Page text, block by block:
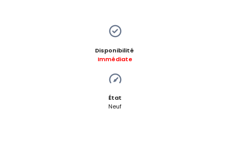
Disponibilité
Immédiate
État
Neuf